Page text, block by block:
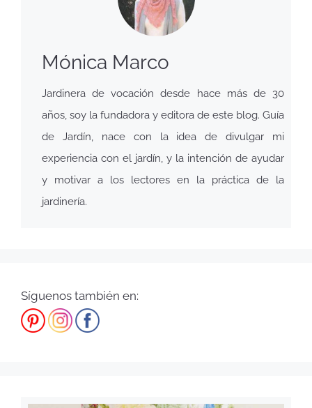
Mónica Marco
Jardinera de vocación desde hace más de 30
años, soy la fundadora y editora de este blog. Guía
de Jardín, nace con la idea de divulgar mi
experiencia con el jardín, y la intención de ayudar
y motivar a los lectores en la práctica de la
jardinería.
Síguenos también en: